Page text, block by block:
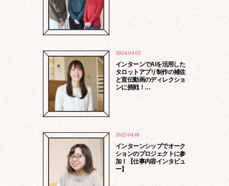
2024.04.02
インターンでAIを活用した
タロットアプリ制作の補佐
と宣伝動画のディレクショ
ンに挑戦！…
2022.04.01
インターンシップでオーク
ションのプロジェクトに参
加！【仕事内容インタビュ
ー】